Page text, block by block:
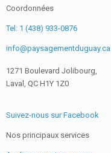
Coordonnées
Tel: 1 (438) 933-0876
info@paysagementduguay.ca
1271 Boulevard Jolibourg,
Laval, QC H1Y 1Z0
Suivez-nous sur Facebook
Nos principaux services